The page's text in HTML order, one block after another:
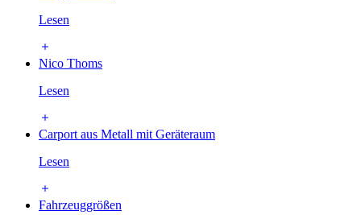
Lesen
Nico Thoms
Lesen
Carport aus Metall mit Geräteraum
Lesen
Fahrzeuggrößen